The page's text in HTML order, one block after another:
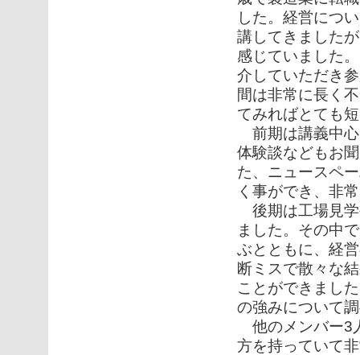
した。経営につ
講してきました
感じていました
介していただき
間は非常に長く
てみればとても
前期は講義中心
体験談などもお
た、ニュースペ
く事ができ、非
後期は工場見学
ました。その中
ぶとともに、経
断ミスで散々な
ことができまし
の強みについて
他のメンバー3
方を持っていて